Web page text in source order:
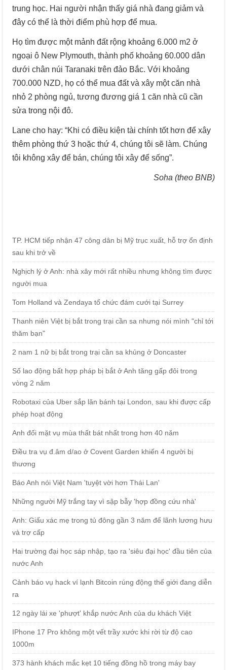
trung học. Hai người nhận thấy giá nhà đang giảm và
đây có thể là thời điểm phù hợp để mua.
Họ tìm được một mảnh đất rộng khoảng 6.000 m2 ở
ngoại ô New Plymouth, thành phố khoảng 60.000 dân
dưới chân núi Taranaki trên đảo Bắc. Với khoảng
700.000 NZD, họ có thể mua đất và xây một căn nhà
nhỏ 2 phòng ngủ, tương đương giá 1 căn nhà cũ cần
sửa trong nội đô.
Lane cho hay: “Khi có điều kiện tài chính tốt hơn để xây
thêm phòng thứ 3 hoặc thứ 4, chúng tôi sẽ làm. Chúng
tôi không xây để bán, chúng tôi xây để sống”.
Soha (theo BNB)
TP. HCM tiếp nhận 47 công dân bị Mỹ trục xuất, hỗ trợ ổn định
sau khi trở về
Nghịch lý ở Anh: nhà xây mới rất nhiều nhưng không tìm được
người mua
Tom Holland và Zendaya tổ chức đám cưới tại Surrey
Thanh niên Việt bị bắt trong trại cần sa nhưng nói mình "chỉ tới
thăm bạn"
2 nam 1 nữ bị bắt trong trại cần sa khủng ở Doncaster
Số lao động bất hợp pháp bị bắt ở Anh tăng gấp đôi trong
vòng 2 năm
Robotaxi của Uber sắp lăn bánh tại London, sau khi được cấp
phép hoạt động
Anh đối mặt vụ mùa thất bát nhất trong hơn 40 năm
Điều tra vụ đ.âm d/ao ở Covent Garden khiến 4 người bị
thương
Báo Anh nói Việt Nam 'tuyệt vời hơn Thái Lan'
Những người Mỹ trắng tay vì sập bẫy 'hợp đồng cứu nhà'
Anh: Giấu xác mẹ trong tủ đông gần 3 năm để lãnh lương hưu
và trợ cấp
Hai trường đại học sáp nhập, tạo ra 'siêu đại học' đầu tiên của
nước Anh
Cảnh báo vụ hack ví lạnh Bitcoin rúng động thế giới đang diễn
ra
12 ngày lái xe 'phượt' khắp nước Anh của du khách Việt
IPhone 17 Pro không một vết trầy xước khi rời từ độ cao
1000m
373 hành khách mắc kẹt 10 tiếng đồng hồ trong máy bay